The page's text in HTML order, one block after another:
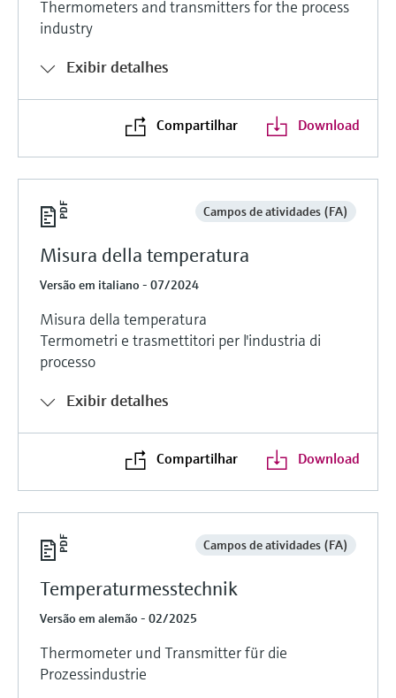
Thermometers and transmitters for the process
industry
Exibir detalhes
Compartilhar Download
Campos de atividades (FA)
Misura della temperatura
Versão em italiano - 07/2024
Misura della temperatura
Termometri e trasmettitori per l'industria di
processo
Exibir detalhes
Compartilhar Download
Campos de atividades (FA)
Temperaturmesstechnik
Versão em alemão - 02/2025
Thermometer und Transmitter für die
Prozessindustrie